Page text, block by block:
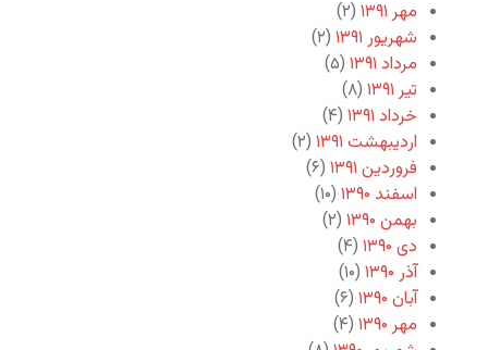
مهر ۱۳۹۱
(۲)
شهریور ۱۳۹۱
(۲)
مرداد ۱۳۹۱
(۵)
تیر ۱۳۹۱
(۸)
خرداد ۱۳۹۱
(۴)
اردیبهشت ۱۳۹۱
(۲)
فروردین ۱۳۹۱
(۶)
اسفند ۱۳۹۰
(۱۰)
بهمن ۱۳۹۰
(۲)
دی ۱۳۹۰
(۴)
آذر ۱۳۹۰
(۱۰)
آبان ۱۳۹۰
(۶)
مهر ۱۳۹۰
(۴)